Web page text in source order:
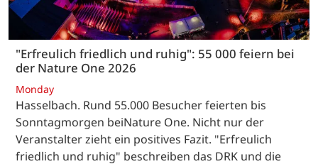
"Erfreulich friedlich und ruhig": 55 000 feiern bei
der Nature One 2026
Monday
Hasselbach. Rund 55.000 Besucher feierten bis
Sonntagmorgen beiNature One. Nicht nur der
Veranstalter zieht ein positives Fazit. "Erfreulich
friedlich und ruhig" beschreiben das DRK und die